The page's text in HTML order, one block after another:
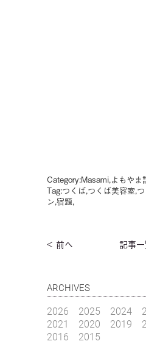
Category:Masami,よもやま
Tag:つくば,つくば美容室,
ン,宿題,
< 前へ 記事
ARCHIVES
2026 2025 2024
2021
2020 2019
2016
2015